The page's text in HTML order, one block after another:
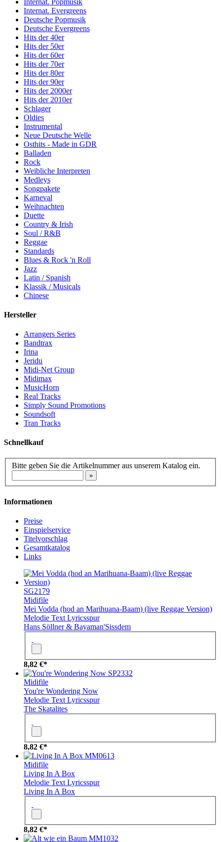
Internat. Evergreens
Deutsche Popmusik
Deutsche Evergreens
Hits der 40er
Hits der 50er
Hits der 60er
Hits der 70er
Hits der 80er
Hits der 90er
Hits der 2000er
Hits der 2010er
Schlager
Oldies
Instrumental
Neue Deutsche Welle
Osthits - Made in GDR
Balladen
Rock
Weibliche Interpreten
Medleys
Songpakete
Karneval
Weihnachten
Duette
Country & Irish
Soul / R&B
Reggae
Standards
Blues & Rock 'n Roll
Jazz
Latin / Spanish
Klassik / Musicals
Chinese
Hersteller
Arrangers Series
Bandtrax
Irina
Jeridu
Midi-Net Group
Midimax
MusicHorn
Real Tracks
Simply Sound Promotions
Soundsoft
Tran Tracks
Schnellkauf
Bitte geben Sie die Artikelnummer aus unserem Katalog ein.
Informationen
Preise
Einspielservice
Titelvorschlag
Gesamtkatalog
Links
SG2179
Midifile
Mei Vodda (hod an Marihuana-Baam) (live Reggae Version)
Melodie Text Lyricsspur
Hans Söllner & Bayaman'Sissdem
8,82 €*
SP2332
Midifile
You're Wondering Now
Melodie Text Lyricsspur
The Skatalites
8,82 €*
MM0613
Midifile
Living In A Box
Melodie Text Lyricsspur
Living In A Box
8,82 €*
MM1032